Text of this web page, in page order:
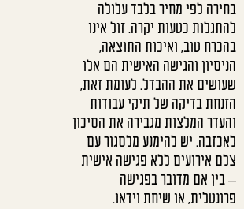
בחירה לפי מחיר בלבד עלולה
להתגלות כטעות יקרה. זול אינו
בהכרח טוב, ואיכות התוצאה,
הניסיון והגישה האישית הם אלו
שעושים את ההבדל. לעומת זאת,
הזנחת בדיקה של תיקי עבודות
והעדר המלצות מגבירה את הסיכון
לאכזבה. יש להימנע מלסגור עם
צלם אירועים ללא פגישה אישית
– בין אם מדובר בפגישה
פרונטלית, או שיחת וידאו.